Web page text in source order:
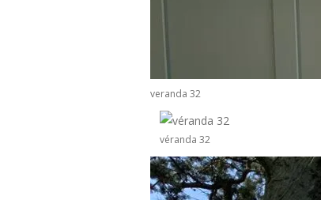
veranda 32
véranda 32